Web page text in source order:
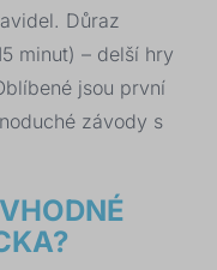
Důraz
minut) – delší hry
jsou první
závody s